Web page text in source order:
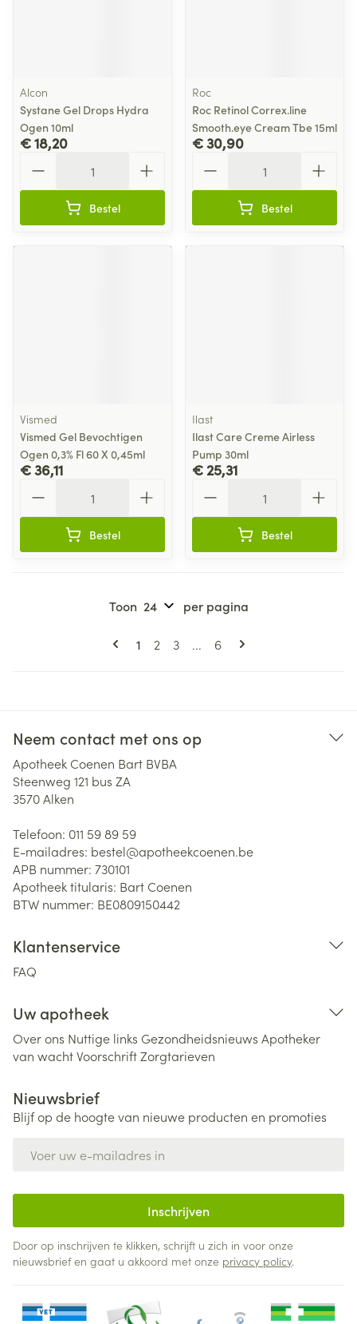
Alcon
Systane Gel Drops Hydra
Ogen 10ml
€ 18,20
Bestel
Roc
Roc Retinol Correx.line
Smooth.eye Cream Tbe 15ml
€ 30,90
Bestel
Vismed
Vismed Gel Bevochtigen
Ogen 0,3% Fl 60 X 0,45ml
€ 36,11
Bestel
Ilast
Ilast Care Creme Airless
Pump 30ml
€ 25,31
Bestel
Pagina's
U lees momenteel pagina
1 Pagina
2 Pagina
3 ... Pagina
6
Toon per pagina
Neem contact met ons op
Apotheek Coenen Bart BVBA
Steenweg 121 bus ZA
3570Alken
Telefoon: 011 59 89 59
E-mailadres: bestel@apotheekcoenen.be
APB nummer: 730101
Apotheek titularis: Bart Coenen
BTW nummer: BE0809150442
Klantenservice
FAQ
Uw apotheek
Over ons Nuttige links Gezondheidsnieuws Apotheker
van wachtVoorschriftZorgtarieven
Nieuwsbrief
Blijf op de hoogte van nieuwe producten en promoties
Inschrijven
Door op inschrijven te klikken, schrijft u zich in voor onze
nieuwsbrief en gaat u akkoord met onze privacy policy.